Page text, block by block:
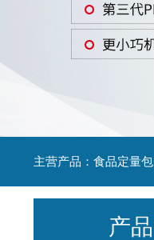
主营产品：食品定量
产